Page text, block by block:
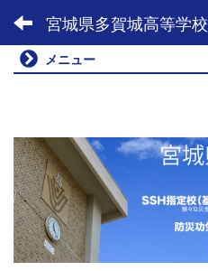
宮城県多賀城高等学校
メニュー